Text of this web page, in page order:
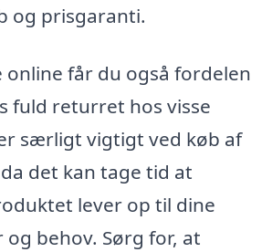
og prisgaranti.
online får du også fordelen
fuld returret hos visse
særligt vigtigt ved køb af
det kan tage tid at
lever op til dine
behov. Sørg for, at